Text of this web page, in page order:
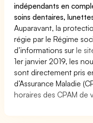
indépendants en
soins dentaires,
Auparavant, la
régie par le Régime
d’informations surle
1er janvier 2019, les
sont directement pris
d’Assurance Maladie
horaires des CPAM de